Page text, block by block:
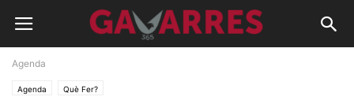
Agenda
Agenda Què Fer?